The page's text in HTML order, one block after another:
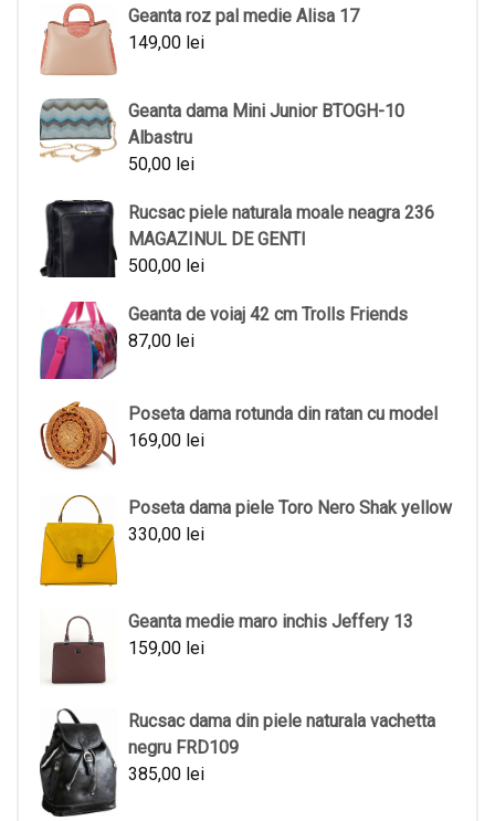
Geanta roz pal medie Alisa 17
149,00 lei
Geanta dama Mini Junior BTOGH-10
Albastru
50,00 lei
Rucsac piele naturala moale neagra 236
MAGAZINUL DE GENTI
500,00 lei
Geanta de voiaj 42 cm Trolls Friends
87,00 lei
Poseta dama rotunda din ratan cu model
169,00 lei
Poseta dama piele Toro Nero Shak yellow
330,00 lei
Geanta medie maro inchis Jeffery 13
159,00 lei
Rucsac dama din piele naturala vachetta
negru FRD109
385,00 lei